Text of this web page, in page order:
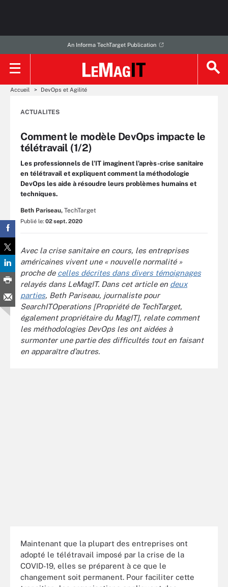
An Informa TechTarget Publication
Accueil DevOps et Agilité
ACTUALITES
Comment le modèle DevOps impacte le
télétravail (1/2)
Les professionnels de l’IT imaginent l’après-crise sanitaire
en télétravail et expliquent comment la méthodologie
DevOps les aide à résoudre leurs problèmes humains et
techniques.
Beth Pariseau, TechTarget
Publié le: 02 sept. 2020
Avec la crise sanitaire en cours, les entreprises
américaines vivent une « nouvelle normalité »
proche de celles décrites dans divers témoignages
relayés dans LeMagIT. Dans cet article en deux
parties, Beth Pariseau, journaliste pour
SearchITOperations [Propriété de TechTarget,
également propriétaire du MagIT], relate comment
les méthodologies DevOps les ont aidées à
surmonter une partie des difficultés tout en faisant
en apparaître d’autres.
Maintenant que la plupart des entreprises ont
adopté le télétravail imposé par la crise de la
COVID-19, elles se préparent à ce que le
changement soit permanent. Pour faciliter cette